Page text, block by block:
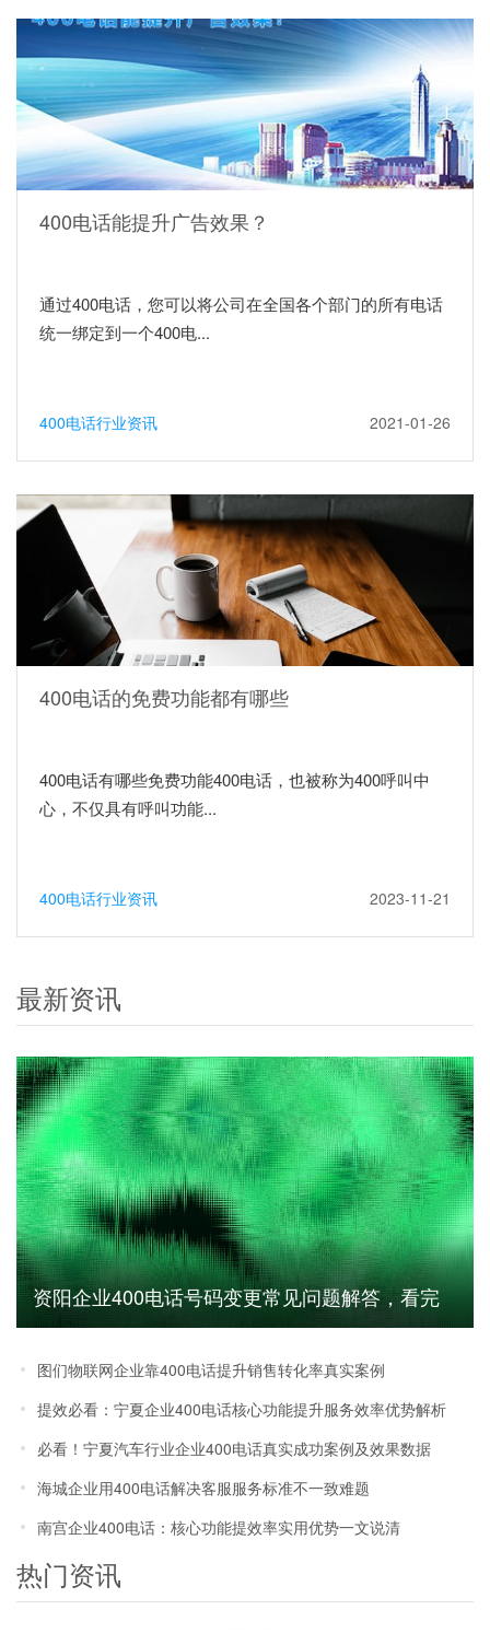
400电话能提升广告效果？
通过400电话，您可以将公司在全国各个部门的所有电话
统一绑定到一个400电...
400电话行业资讯 2021-01-26
400电话的免费功能都有哪些
400电话有哪些免费功能400电话，也被称为400呼叫中
心，不仅具有呼叫功能...
400电话行业资讯 2023-11-21
最新资讯
资阳企业400电话号码变更常见问题解答，看完
少走弯路
图们物联网企业靠400电话提升销售转化率真实案例
提效必看：宁夏企业400电话核心功能提升服务效率优势解析
必看！宁夏汽车行业企业400电话真实成功案例及效果数据
海城企业用400电话解决客服服务标准不一致难题
南宫企业400电话：核心功能提效率实用优势一文说清
热门资讯